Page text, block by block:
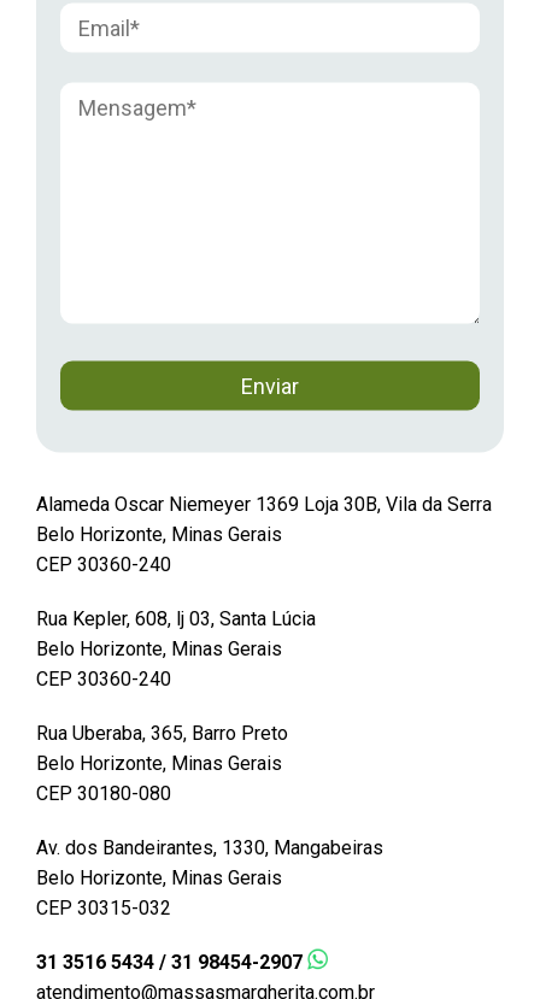
Alameda Oscar Niemeyer 1369 Loja 30B, Vila da Serra
Belo Horizonte, Minas Gerais
CEP 30360-240
Rua Kepler, 608, lj 03, Santa Lúcia
Belo Horizonte, Minas Gerais
CEP 30360-240
Rua Uberaba, 365, Barro Preto
Belo Horizonte, Minas Gerais
CEP 30180-080
Av. dos Bandeirantes, 1330, Mangabeiras
Belo Horizonte, Minas Gerais
CEP 30315-032
31 3516 5434 / 31 98454-2907
atendimento@massasmargherita.com.br